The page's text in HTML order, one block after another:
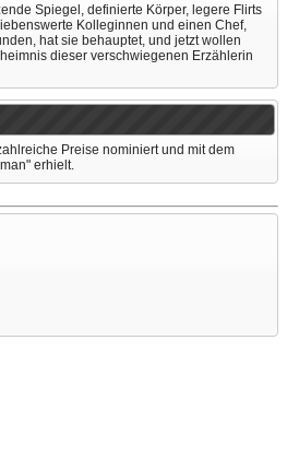
Spiegel, definierte Körper, legere Flirts
Kolleginnen und einen Chef,
hat sie behauptet, und jetzt wollen
dieser verschwiegenen Erzählerin
Preise nominiert und mit dem
erhielt.